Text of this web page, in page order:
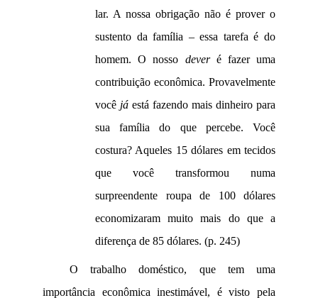
lar. A nossa obrigação não é prover o
sustento da família – essa tarefa é do
homem. O nosso deveré fazer uma
contribuição econômica. Provavelmente
você já está fazendo mais dinheiro para
sua família do que percebe. Você
costura? Aqueles 15 dólares em tecidos
que você transformou numa
surpreendente roupa de 100 dólares
economizaram muito mais do que a
diferença de 85 dólares. (p. 245)
O trabalho doméstico, que tem uma
importância econômica inestimável, é visto pela